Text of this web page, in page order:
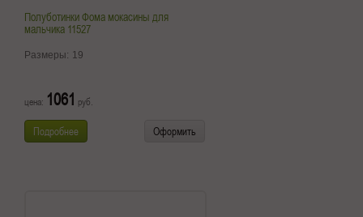
Полуботинки Фома мокасины для
мальчика 11527
Размеры: 19
цена: 1061 руб.
Подробнее Оформить